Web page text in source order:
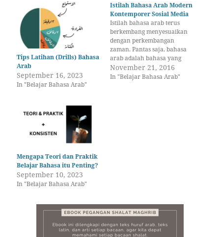
Tips Latihan (Drills) Bahasa
Arab
September 16, 2023
In "Belajar Bahasa Arab"
Istilah Bahasa Arab Modern
Kontemporer Sosial Media
Istilah bahasa arab terus
berkembang menyesuaikan
dengan perkembangan
zaman. Pantas saja, bahasa
arab adalah bahasa yang
sangat tua yang masih hidup
bertahan hingga zaman
November 21, 2016
In "Belajar Bahasa Arab"
Mengapa Teori dan Praktik
Belajar Bahasa itu Penting?
September 10, 2023
In "Belajar Bahasa Arab"